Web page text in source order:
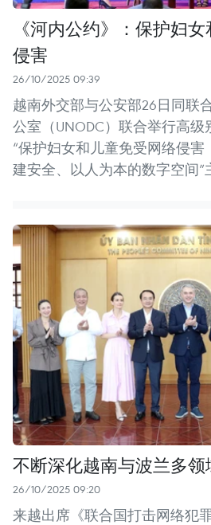
《河内公约》：保护妇
侵害
26/10/2025 09:39
越南外交部与公安部26日同联
公室（UNODC）联合举行高
“保护妇女和儿童免受网络侵
建安全、以人为本的数字空间”
不断深化越南与波兰多
26/10/2025 09:20
来越出席《联合国打击网络犯